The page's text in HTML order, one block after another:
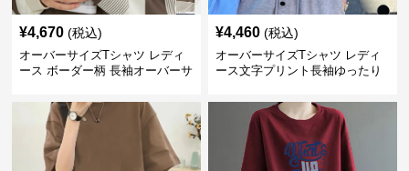
¥4,670 (税込)
オーバーサイズTシャツ レディ
ース ボーダー柄 長袖オーバーサ
¥4,460 (税込)
オーバーサイズTシャツ レディ
ース文字プリント長袖ゆったり